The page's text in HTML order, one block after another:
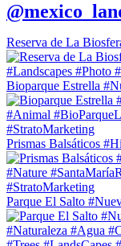
Reserva de La
Bioparque Estrella
Prismas Balsáticos
Parque El Salto